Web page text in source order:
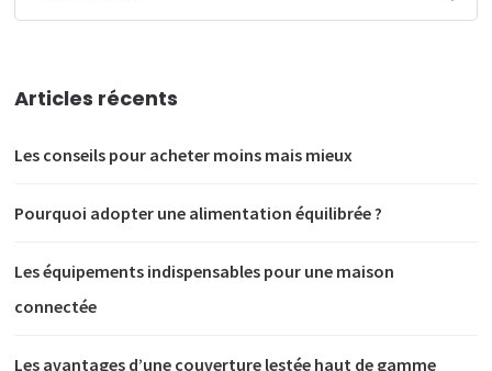
Articles récents
Les conseils pour acheter moins mais mieux
Pourquoi adopter une alimentation équilibrée ?
Les équipements indispensables pour une maison
connectée
Les avantages d’une couverture lestée haut de gamme